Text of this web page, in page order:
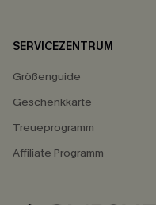
SERVICEZENTRUM
Größenguide
Geschenkkarte
Treueprogramm
Affiliate Programm